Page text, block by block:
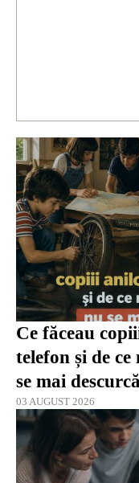
Ce făceau
telefon și de
se mai
03 AUGUST 2026